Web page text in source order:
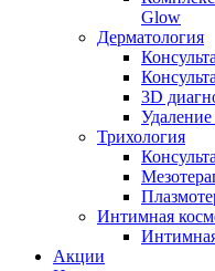
Glow
Дерматология
3D
Трихология
Интимная
Акции